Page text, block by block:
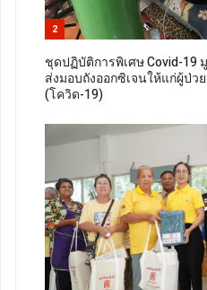
2
ชุดปฏิบัติการพิเศษ Covid-19
ส่งมอบถังออกซิเจนให้แก่ผู้ป่ว
(โควิด-19)